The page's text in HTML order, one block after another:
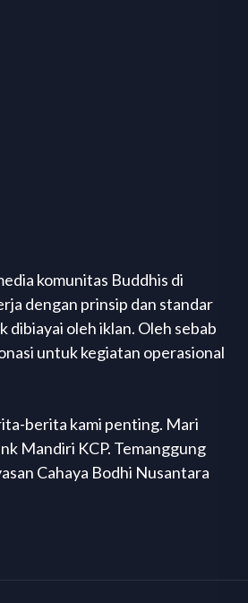
komunitas Buddhis di
dengan prinsip dan standar
dibiayai oleh iklan. Oleh sebab
untuk kegiatan operasional
berita kami penting. Mari
Mandiri KCP. Temanggung
Cahaya Bodhi Nusantara